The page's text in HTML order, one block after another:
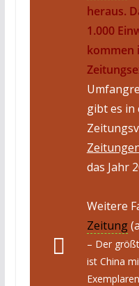
heraus.
1.000
kommen
gibt es in
das Jahr
Weitere
Zeitung
– Der
ist China